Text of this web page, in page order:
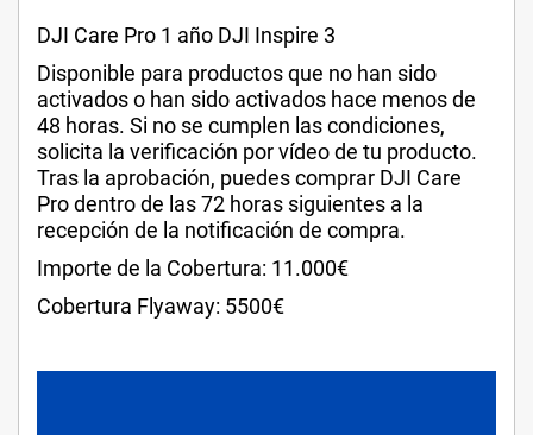
DJI Care Pro 1 año DJI Inspire 3
Disponible para productos que no han sido
activados o han sido activados hace menos de
48 horas. Si no se cumplen las condiciones,
solicita la verificación por vídeo de tu producto.
Tras la aprobación, puedes comprar DJI Care
Pro dentro de las 72 horas siguientes a la
recepción de la notificación de compra.
Importe de la Cobertura: 11.000€
Cobertura Flyaway: 5500€